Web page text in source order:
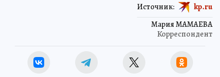
Мария МАМАЕВА
Корреспондент
Источник: kp.ru